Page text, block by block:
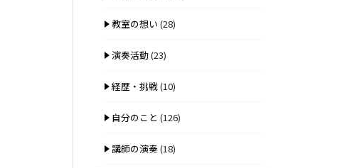
教室の想い (28)
演奏活動(23)
経歴・挑戦(10)
自分のこと (126)
講師の演奏(18)